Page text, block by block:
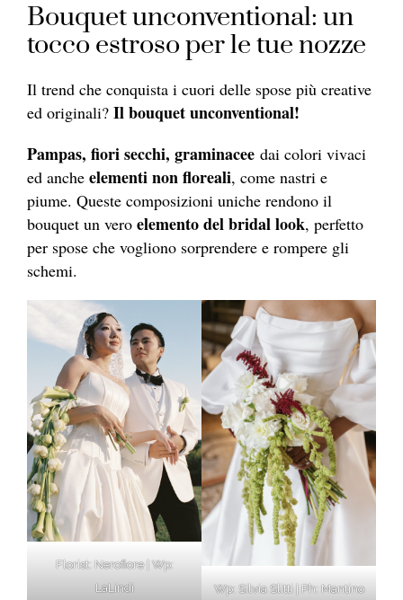
Bouquet unconventional: un
tocco estroso per le tue nozze
Il trend che conquista i cuori delle spose più creative
ed originali? Il bouquet unconventional!
Pampas, fiori secchi, graminacee dai colori vivaci
ed anche elementi non floreali, come nastri e
piume. Queste composizioni uniche rendono il
bouquet un vero elemento del bridal look, perfetto
per spose che vogliono sorprendere e rompere gli
schemi.
Florist: Nerofiore | Wp:
LaLindi
Wp: Silvia Slitti | Ph: Mantino